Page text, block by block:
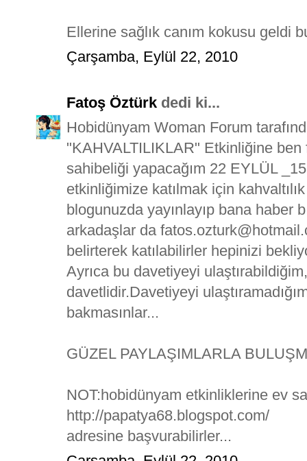
Ellerine sağlık canım kokusu geldi
Çarşamba, Eylül 22, 2010
Fatoş Öztürk dedi ki...
Hobidünyam Woman Forum
"KAHVALTILIKLAR" Etkinliğine
sahibeliği yapacağım 22 EYLÜL
etkinliğimize katılmak için
blogunuzda yayınlayıp bana haber
arkadaşlar da
belirterek katılabilirler hepinizi
Ayrıca bu davetiyeyi
davetlidir.Davetiyeyi
bakmasınlar...
GÜZEL PAYLAŞIMLARLA
NOT:hobidünyam etkinliklerine ev
http://papatya68.blogspot.com/
adresine başvurabilirler...